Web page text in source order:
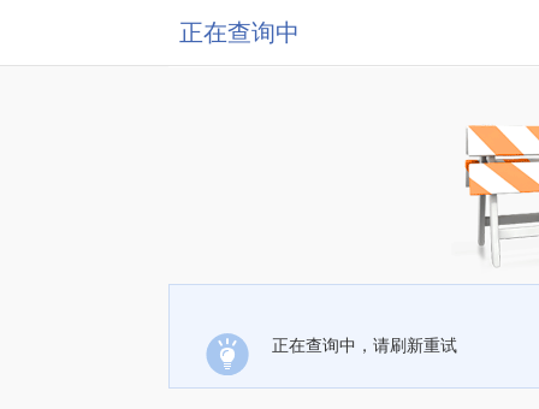
正在查询中
正在查询中，请刷新重试